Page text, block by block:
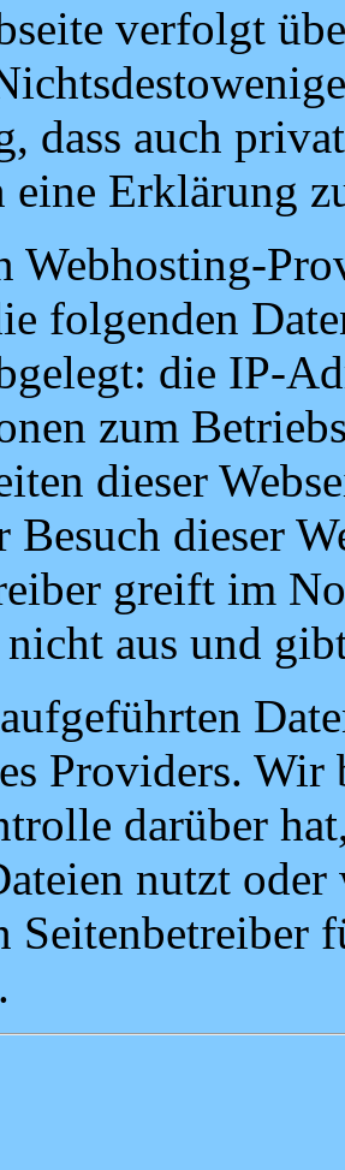
verfolgt
dass auch
eine Erklärung
Webhosting-
folgenden
die IP-
zum
dieser
Besuch dieser
greift im
aus und
Providers. Wir
darüber
nutzt
Seitenbetreiber